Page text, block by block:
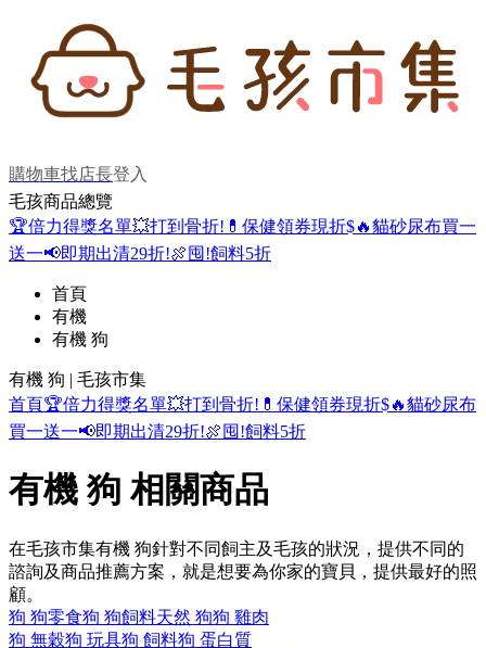
購物車找店長登入
毛孩商品總覽
🏆倍力得獎名單💥打到骨折! 💊保健領券現折$🔥貓砂尿布買一
送一📢即期出清29折!🍖囤!飼料5折
首頁
有機
有機 狗
有機 狗 | 毛孩市集
首頁🏆倍力得獎名單💥打到骨折! 💊保健領券現折$🔥貓砂尿布
買一送一📢即期出清29折!🍖囤!飼料5折
有機 狗 相關商品
在毛孩市集有機 狗針對不同飼主及毛孩的狀況，提供不同的
諮詢及商品推薦方案，就是想要為你家的寶貝，提供最好的照
顧。
狗 狗零食狗 狗飼料天然 狗狗 雞肉
狗 無穀狗 玩具狗 飼料狗 蛋白質